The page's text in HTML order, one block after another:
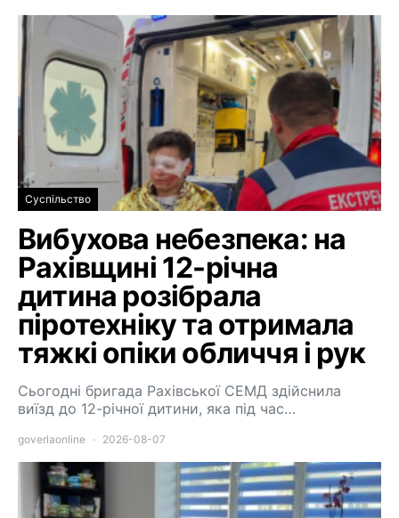
Суспільство
Вибухова небезпека: на
Рахівщині 12-річна
дитина розібрала
піротехніку та отримала
тяжкі опіки обличчя і рук
Сьогодні бригада Рахівської СЕМД здійснила
виїзд до 12-річної дитини, яка під час…
goverlaonline 2026-08-07